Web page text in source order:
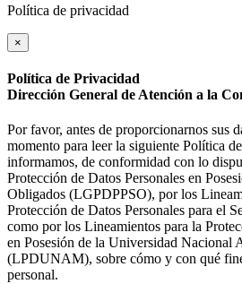
Política de privacidad
×
Política de Privacidad
Dirección General de Atención a la
Por favor, antes de proporcionarnos sus
momento para leer la siguiente Política
informamos, de conformidad con lo
Protección de Datos Personales en
Obligados (LGPDPPSO), por los
Protección de Datos Personales para el
como por los Lineamientos para la
en Posesión de la Universidad Nacional
(LPDUNAM), sobre cómo y con qué
personal.